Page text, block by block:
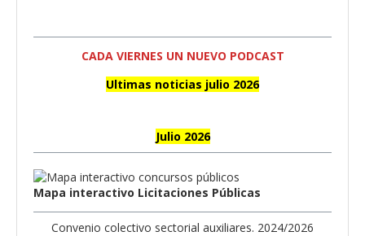
CADA VIERNES UN NUEVO PODCAST
Ultimas noticias julio 2026
Julio 2026
Mapa interactivo Licitaciones Públicas
Convenio colectivo sectorial auxiliares. 2024/2026